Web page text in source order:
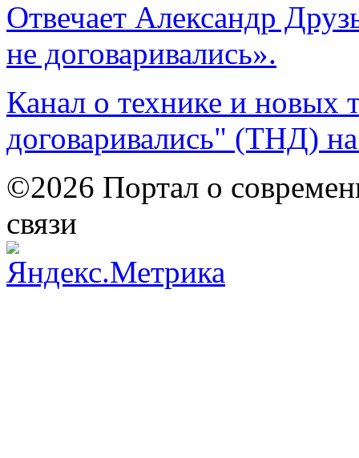
Отвечает Александр
не договаривались».
Канал о технике и новых
договаривались" (ТНД)
©2026 Портал о
связи